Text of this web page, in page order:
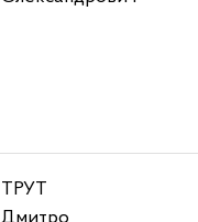
ТРУТ
Дмитро